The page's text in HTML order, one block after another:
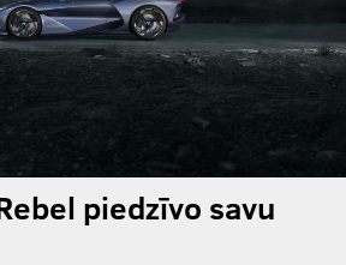
piedzīvo savu